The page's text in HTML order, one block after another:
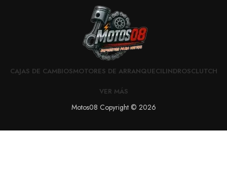
CAJAS DE CAMBIOSMOTORES DE ARRANQUECILINDROSCLUTCH
VER MÁS
Motos08 Copyright © 2026